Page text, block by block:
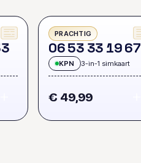
3
PRACHTIG
0653 33 1967
KPN 3-in-1 simkaart
€ 49,99